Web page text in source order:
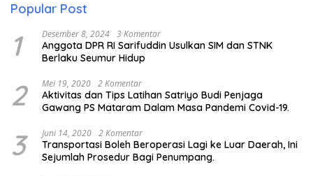
Popular Post
1 Desember 8, 2024 3 Komentar
Anggota DPR RI Sarifuddin Usulkan SIM dan STNK
Berlaku Seumur Hidup
2 Mei 19, 2020 2 Komentar
Aktivitas dan Tips Latihan Satriyo Budi Penjaga
Gawang PS Mataram Dalam Masa Pandemi Covid-19.
3 Juni 14, 2020 2 Komentar
Transportasi Boleh Beroperasi Lagi ke Luar Daerah, Ini
Sejumlah Prosedur Bagi Penumpang.